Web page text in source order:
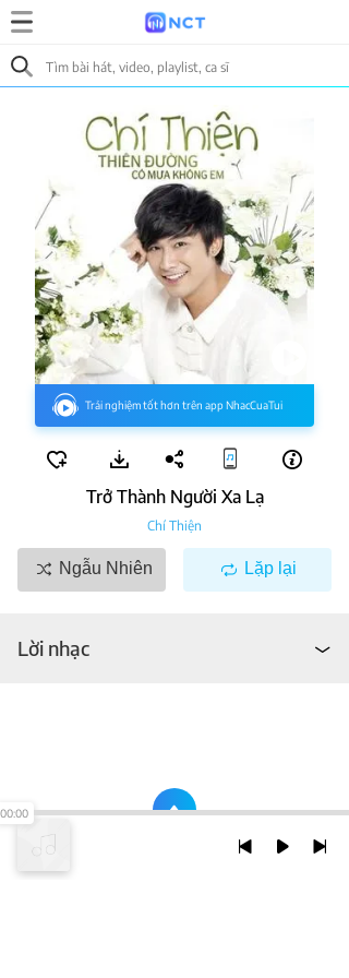
Trải nghiệm tốt hơn trên app NhacCuaTui
Trở Thành Người Xa Lạ
Chí Thiện
Ngẫu Nhiên Lặp lại
Lời nhạc
00:00